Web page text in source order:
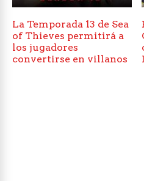
La Temporada 13 de Sea
of Thieves permitirá a
los jugadores
convertirse en villanos